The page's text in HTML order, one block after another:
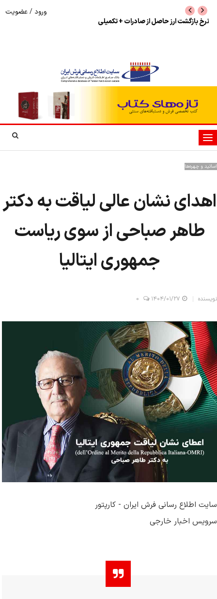
نرخ بازگشت ارز حاصل از صادرات + تکمیلی
ورود /عضویت
تغییر
وضعیت
اساتید و چهره‌ها
اهدای نشان عالی لیاقت به دکتر
طاهر صباحی از سوی ریاست
جمهوری ایتالیا
نویسنده ۱۴۰۴/۰۱/۲۷ 0
سایت اطلاع رسانی فرش ایران - کارپتور
سرویس اخبار خارجی